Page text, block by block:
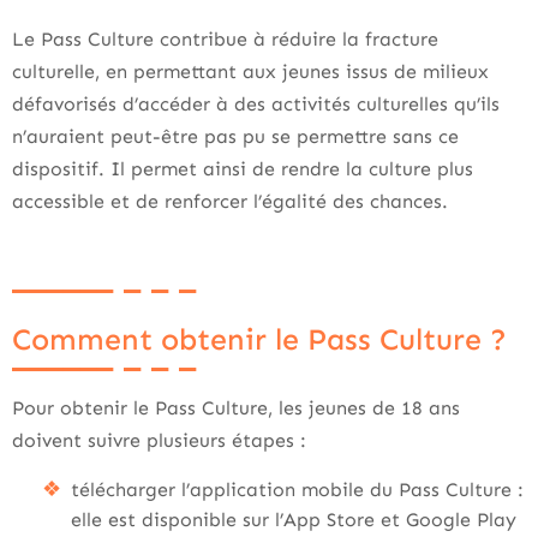
Le Pass Culture contribue à réduire la fracture
culturelle, en permettant aux jeunes issus de milieux
défavorisés d’accéder à des activités culturelles qu’ils
n’auraient peut-être pas pu se permettre sans ce
dispositif. Il permet ainsi de rendre la culture plus
accessible et de renforcer l’égalité des chances.
Comment obtenir le Pass Culture ?
Pour obtenir le Pass Culture, les jeunes de 18 ans
doivent suivre plusieurs étapes :
télécharger l’application mobile du Pass Culture :
elle est disponible sur l’App Store et Google Play